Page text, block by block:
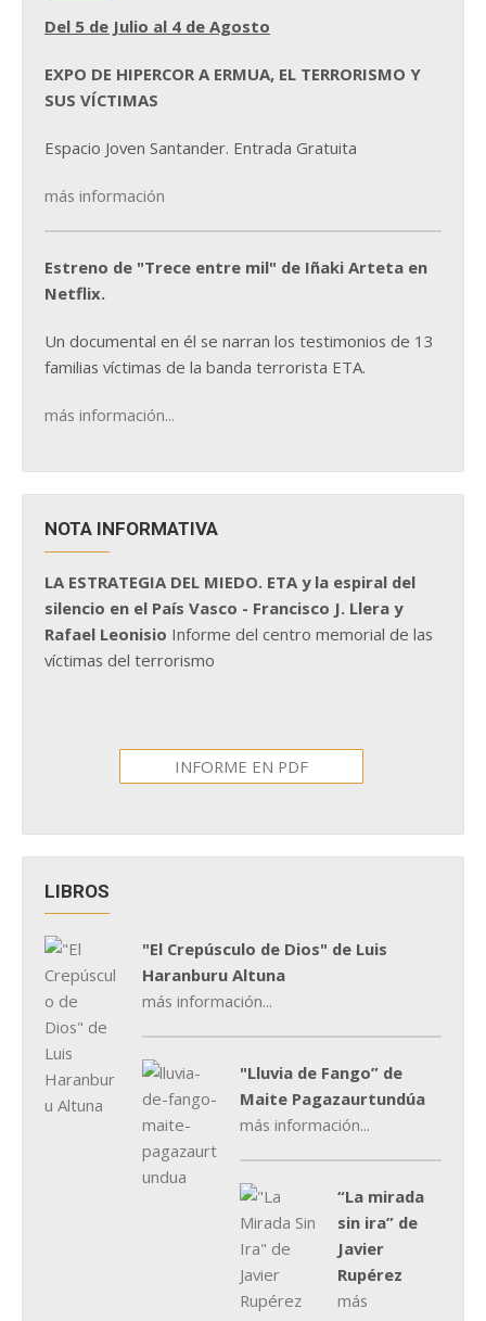
Del 5 de Julio al 4 de Agosto
EXPO DE HIPERCOR A ERMUA, EL TERRORISMO Y
SUS VÍCTIMAS
Espacio Joven Santander. Entrada Gratuita
más información
Estreno de "Trece entre mil" de Iñaki Arteta en
Netflix.
Un documental en él se narran los testimonios de 13
familias víctimas de la banda terrorista ETA.
más información...
NOTA INFORMATIVA
LA ESTRATEGIA DEL MIEDO. ETA y la espiral del
silencio en el País Vasco - Francisco J. Llera y
Rafael Leonisio Informe del centro memorial de las
víctimas del terrorismo
INFORME EN PDF
LIBROS
"El Crepúsculo de Dios" de Luis
Haranburu Altuna
más información...
"Lluvia de Fango” de
Maite Pagazaurtundúa
más información...
“La mirada
sin ira” de
Javier
Rupérez
más